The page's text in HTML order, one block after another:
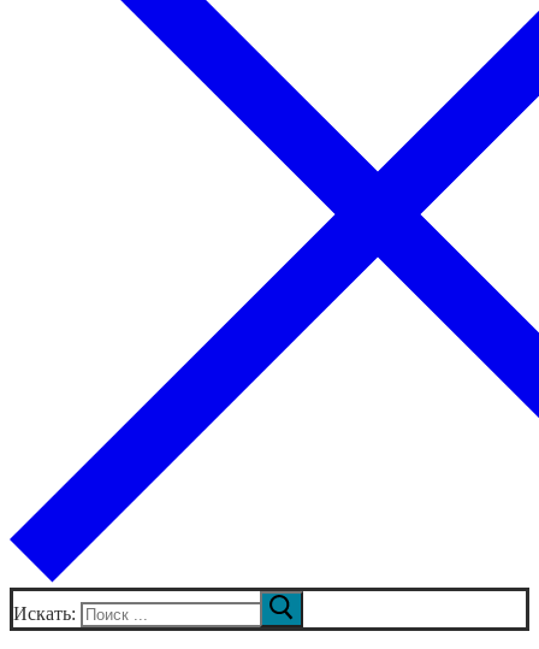
Искать: